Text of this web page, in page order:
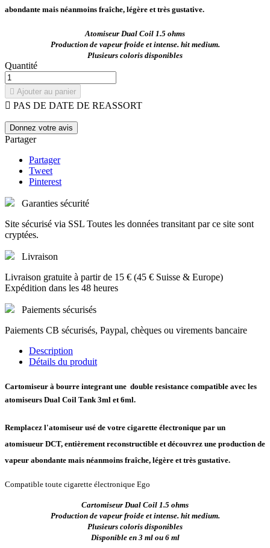
abondante mais néanmoins fraîche, légère et très gustative.
Atomiseur Dual Coil 1.5 ohms
Production de vapeur froide et intense. hit medium.
Plusieurs coloris disponibles
Quantité
 Ajouter au panier
 PAS DE DATE DE REASSORT
Donnez votre avis
Partager
Partager
Tweet
Pinterest
Garanties sécurité
Site sécurisé via SSL Toutes les données transitant par ce site sont
cryptées.
Livraison
Livraison gratuite à partir de 15 € (45 € Suisse & Europe)
Expédition dans les 48 heures
Paiements sécurisés
Paiements CB sécurisés, Paypal, chèques ou virements bancaire
Description
Détails du produit
Cartomiseur à bourre integrant une double resistance compatible avec les
atomiseurs Dual Coil Tank 3ml et 6ml.
Remplacez l'atomiseur usé de votre cigarette électronique par un
atomisueur DCT, entièrement reconstructible et découvrez une production de
vapeur abondante mais néanmoins fraîche, légère et très gustative.
Compatible toute cigarette électronique Ego
Cartomiseur Dual Coil 1.5 ohms
Production de vapeur froide et intense. hit medium.
Plusieurs coloris disponibles
Disponible en 3 ml ou 6 ml